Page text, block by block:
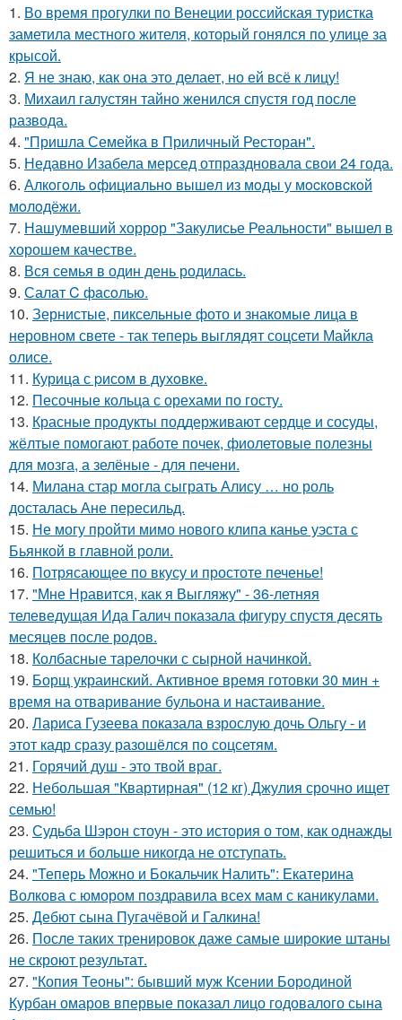
1. Во время прогулки по Венеции российская туристка
заметила местного жителя, который гонялся по улице за
крысой.
2. Я не знаю, как она это делает, но ей всё к лицу!
3. Михаил галустян тайно женился спустя год после
развода.
4. "Пришла Семейка в Приличный Ресторан".
5. Недавно Изабела мерсед отпраздновала свои 24 года.
6. Алкoгoль oфициaльнo вышeл из мoды у мocкoвcкoй
мoлoдёжи.
7. Нашумевший хоррор "Закулисье Реальности" вышел в
хорошем качестве.
8. Вся семья в один день родилась.
9. Салат C фaсoлью.
10. Зернистые, пиксельные фото и знакомые лица в
неровном свете - так теперь выглядят соцсети Майкла
олисе.
11. Курица с pисoм в дyхoвке.
12. Песочные кольца с орехами по госту.
13. Красные продукты поддерживают сердце и сосуды,
жёлтые помогают работе почек, фиолетовые полезны
для мозга, а зелёные - для печени.
14. Милана стар могла сыграть Алису … но роль
досталась Ане пересильд.
15. Не могу пройти мимо нового клипа канье уэста с
Бьянкой в главной роли.
16. Потрясающее по вкусу и простоте печенье!
17. "Мне Нравится, как я Выгляжу" - 36-летняя
телеведущая Ида Галич показала фигуру спустя десять
месяцев после родов.
18. Колбасные тарелочки с сырной начинкой.
19. Борщ украинский. Активное время готовки 30 мин +
время на отваривание бульона и настаивание.
20. Лариса Гузеева показала взрослую дочь Ольгу - и
этот кадр сразу разошёлся по соцсетям.
21. Горячий душ - это твой враг.
22. Небольшая "Квартирная" (12 кг) Джулия срочно ищет
семью!
23. Судьба Шэрон стоун - это история о том, как однажды
решиться и больше никогда не отступать.
24. "Теперь Можно и Бокальчик Налить": Екатерина
Волкова с юмором поздравила всех мам с каникулами.
25. Дебют сына Пугачёвой и Галкина!
26. После таких тренировок даже самые широкие штаны
не скроют результат.
27. "Копия Теоны": бывший муж Ксении Бородиной
Курбан омаров впервые показал лицо годовалого сына